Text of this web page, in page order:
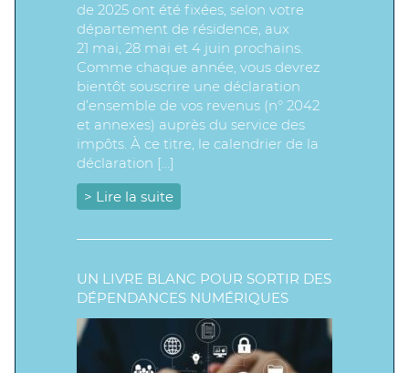
de 2025 ont été fixées, selon votre
département de résidence, aux
21 mai, 28 mai et 4 juin prochains.
Comme chaque année, vous devrez
bientôt souscrire une déclaration
d’ensemble de vos revenus (n° 2042
et annexes) auprès du service des
impôts. À ce titre, le calendrier de la
déclaration […]
> Lire la suite
UN LIVRE BLANC POUR SORTIR DES
DÉPENDANCES NUMÉRIQUES